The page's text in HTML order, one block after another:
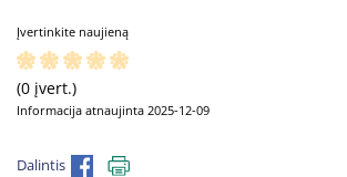
Įvertinkite naujieną
(0 įvert.)
Informacija atnaujinta 2025-12-09
Dalintis